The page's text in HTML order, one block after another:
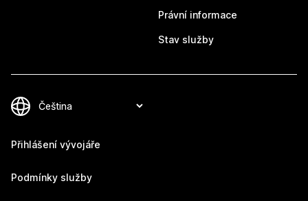
Právní informace
Stav služby
Přihlášení vývojáře
Podmínky služby